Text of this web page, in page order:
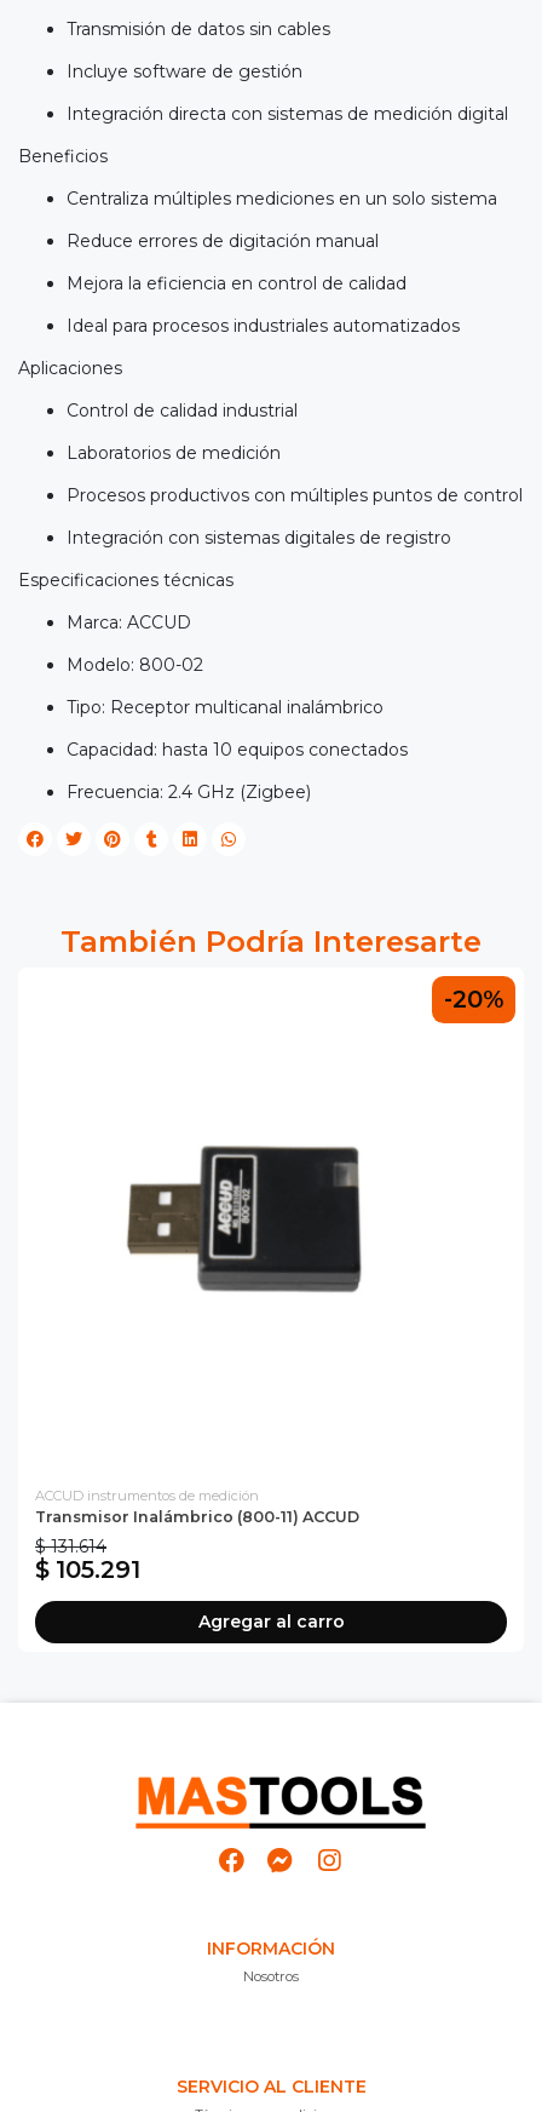
Transmisión de datos sin cables
Incluye software de gestión
Integración directa con sistemas de medición digital
Beneficios
Centraliza múltiples mediciones en un solo sistema
Reduce errores de digitación manual
Mejora la eficiencia en control de calidad
Ideal para procesos industriales automatizados
Aplicaciones
Control de calidad industrial
Laboratorios de medición
Procesos productivos con múltiples puntos de control
Integración con sistemas digitales de registro
Especificaciones técnicas
Marca: ACCUD
Modelo: 800-02
Tipo: Receptor multicanal inalámbrico
Capacidad: hasta 10 equipos conectados
Frecuencia: 2.4 GHz (Zigbee)
También Podría Interesarte
-20%
ACCUD instrumentos de medición
Transmisor Inalámbrico (800-11) ACCUD
$ 131.614
$ 105.291
Agregar al carro
INFORMACIÓN
Nosotros
SERVICIO AL CLIENTE